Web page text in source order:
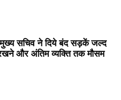
सचिव ने दिये बंद सड़कें जल्द
रखने और अंतिम व्यक्ति तक मौसम